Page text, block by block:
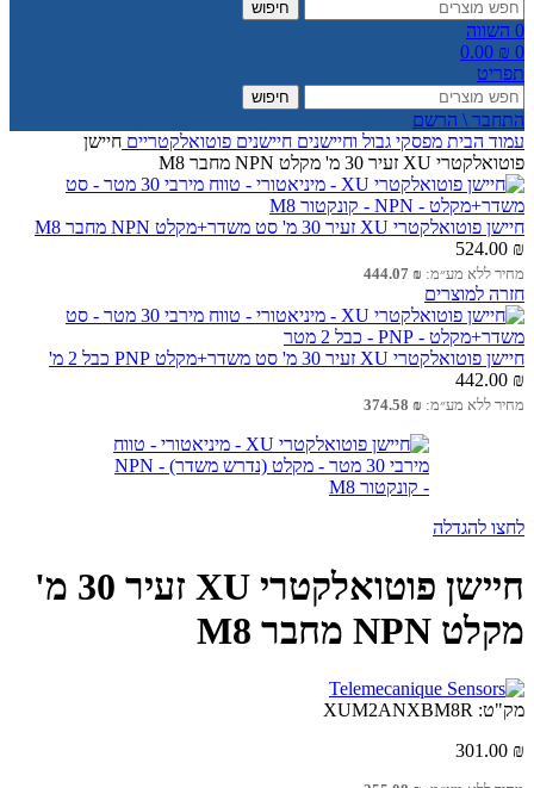
חיפוש
0 השווה
0
0.00 ₪
תפריט
חיפוש
התחבר \ הרשם
עמוד הבית מפסקי גבול וחיישנים חיישנים פוטואלקטריים חיישן
פוטואלקטרי XU זעיר 30 מ' מקלט NPN מחבר M8
חיישן פוטואלקטרי XU זעיר 30 מ' סט משדר+מקלט NPN מחבר M8
524.00 ₪
מחיר ללא מע״מ: 444.07 ₪
חזרה למוצרים
חיישן פוטואלקטרי XU זעיר 30 מ' סט משדר+מקלט PNP כבל 2 מ'
442.00 ₪
מחיר ללא מע״מ: 374.58 ₪
לחצו להגדלה
חיישן פוטואלקטרי XU זעיר 30 מ'
מקלט NPN מחבר M8
מק"ט: XUM2ANXBM8R
301.00 ₪